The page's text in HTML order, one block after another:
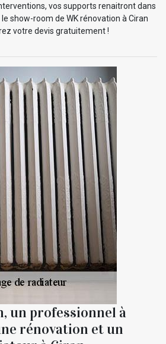
vos supports renaitront dans
show-room de WK rénovation à Ciran
votre devis gratuitement !
un professionnel à
rénovation et un